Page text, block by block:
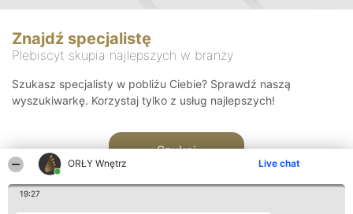
ORŁY Wnętrz Live chat
19:27
Znajdź specjalistę
Plebiscyt skupia najlepszych w branży
Szukasz specjalisty w pobliżu Ciebie? Sprawdź naszą
wyszukiwarkę. Korzystaj tylko z usług najlepszych!
Szukaj